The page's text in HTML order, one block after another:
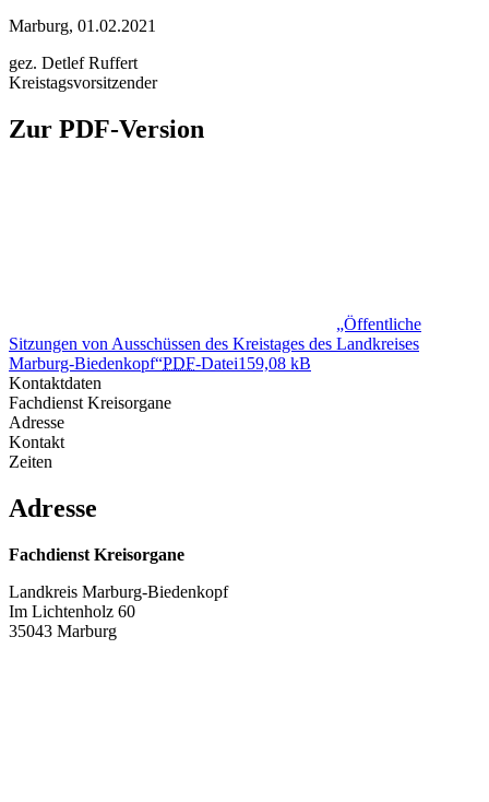
Marburg, 01.02.2021
gez. Detlef Ruffert
Kreistagsvorsitzender
Zur PDF-Version
„Öffentliche
Sitzungen von Ausschüssen des Kreistages des Landkreises
Marburg-Biedenkopf“PDF-Datei159,08 kB
Kontaktdaten
Fachdienst Kreisorgane
Adresse
Kontakt
Zeiten
Adresse
Fachdienst Kreisorgane
Landkreis Marburg-Biedenkopf
Im Lichtenholz 60
35043 Marburg